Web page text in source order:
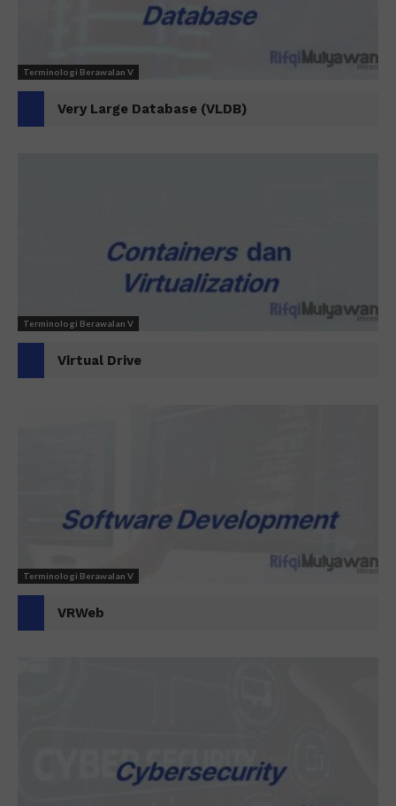
Terminologi Berawalan V
Very Large Database (VLDB)
Terminologi Berawalan V
Virtual Drive
Terminologi Berawalan V
VRWeb